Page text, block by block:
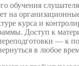
обучения
на
курса и
Доступ к
— к
в любое